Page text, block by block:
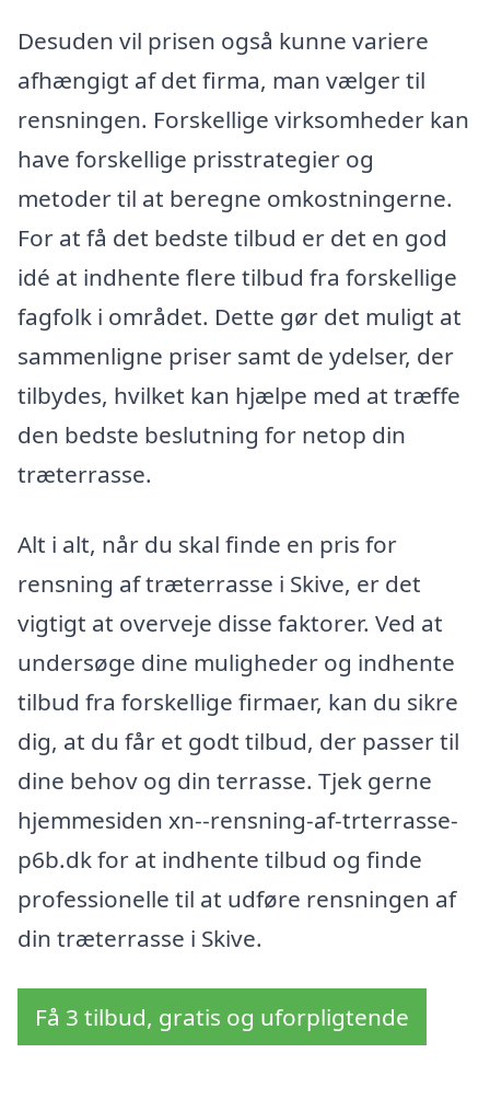
Desuden vil prisen også kunne variere
afhængigt af det firma, man vælger til
rensningen. Forskellige virksomheder kan
have forskellige prisstrategier og
metoder til at beregne omkostningerne.
For at få det bedste tilbud er det en god
idé at indhente flere tilbud fra forskellige
fagfolk i området. Dette gør det muligt at
sammenligne priser samt de ydelser, der
tilbydes, hvilket kan hjælpe med at træffe
den bedste beslutning for netop din
træterrasse.
Alt i alt, når du skal finde en pris for
rensning af træterrasse i Skive, er det
vigtigt at overveje disse faktorer. Ved at
undersøge dine muligheder og indhente
tilbud fra forskellige firmaer, kan du sikre
dig, at du får et godt tilbud, der passer til
dine behov og din terrasse. Tjek gerne
hjemmesiden xn--rensning-af-trterrasse-
p6b.dk for at indhente tilbud og finde
professionelle til at udføre rensningen af
din træterrasse i Skive.
Få 3 tilbud, gratis og uforpligtende